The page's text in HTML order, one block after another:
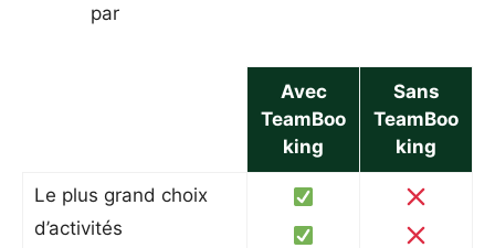
par
Avec
TeamBoo
king
Sans
TeamBoo
king
Le plus grand choix
d’activités